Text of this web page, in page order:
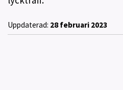
Uppdaterad: 28 februari 2023